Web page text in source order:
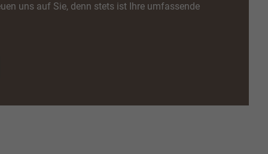
uns auf Sie, denn stets ist Ihre umfassende